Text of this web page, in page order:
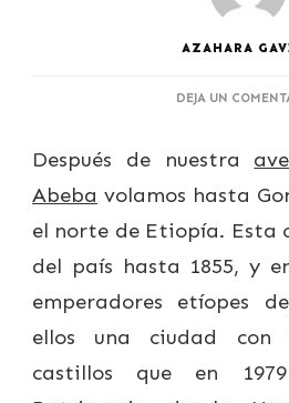
AZAHARA
DEJA UN
Después de nuestra
Abeba volamos hasta
el norte de Etiopía. Esta
del país hasta 1855, y
emperadores etíopes
ellos una ciudad con
castillos que en